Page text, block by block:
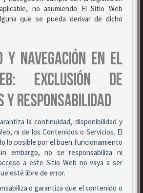
no asumiendo El Sitio Web
que se pueda derivar de dicho
Y NAVEGACIÓN EN EL
EXCLUSIÓN DE
Y RESPONSABILIDAD
la continuidad, disponibilidad y
ni de los Contenidos o Servicios. El
lo posible por el buen funcionamiento
embargo, no se responsabiliza ni
a este Sitio Web no vaya a ser
esté libre de error.
o garantiza que el contenido o